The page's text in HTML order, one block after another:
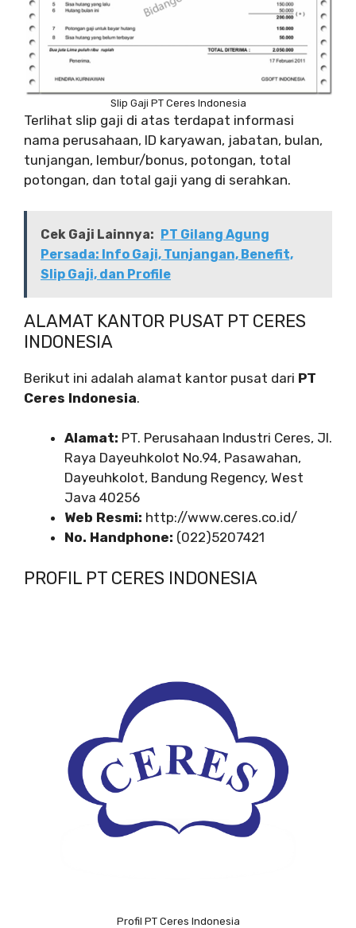
Slip Gaji PT Ceres Indonesia
Terlihat slip gaji di atas terdapat informasi
nama perusahaan, ID karyawan, jabatan, bulan,
tunjangan, lembur/bonus, potongan, total
potongan, dan total gaji yang di serahkan.
Cek Gaji Lainnya: PT Gilang Agung
Persada: Info Gaji, Tunjangan, Benefit,
Slip Gaji, dan Profile
ALAMAT KANTOR PUSAT PT CERES
INDONESIA
Berikut ini adalah alamat kantor pusat dari PT
Ceres Indonesia.
Alamat: PT. Perusahaan Industri Ceres, Jl.
Raya Dayeuhkolot No.94, Pasawahan,
Dayeuhkolot, Bandung Regency, West
Java 40256
Web Resmi: http://www.ceres.co.id/
No. Handphone: (022)5207421
PROFIL PT CERES INDONESIA
Profil PT Ceres Indonesia